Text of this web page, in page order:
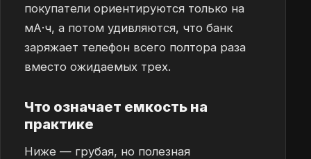
покупатели ориентируются только на
мА·ч, а потом удивляются, что банк
заряжает телефон всего полтора раза
вместо ожидаемых трех.
Что означает емкость на
практике
Ниже — грубая, но полезная